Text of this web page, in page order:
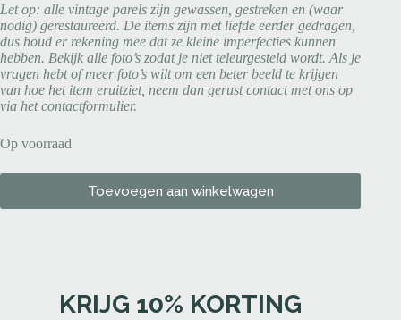
Let op: alle vintage parels zijn gewassen, gestreken en (waar
nodig) gerestaureerd. De items zijn met liefde eerder gedragen,
dus houd er rekening mee dat ze kleine imperfecties kunnen
hebben. Bekijk alle foto’s zodat je niet teleurgesteld wordt. Als je
vragen hebt of meer foto’s wilt om een beter beeld te krijgen
van hoe het item eruitziet, neem dan gerust contact met ons op
via het contactformulier.
Op voorraad
Toevoegen aan winkelwagen
KRIJG 10% KORTING